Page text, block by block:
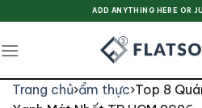
content
ADD ANYTHING HERE OR
Trang chủ›ẩm thực›Top 8